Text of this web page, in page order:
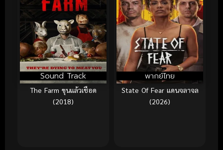
Sound Track
The Farm ขุนแล้วเชือด
(2018)
พากย์ไทย
State Of Fear แดนจลาจล
(2026)